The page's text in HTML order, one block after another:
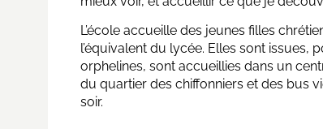
L’école accueille des jeunes filles
l’équivalent du lycée. Elles sont issues,
orphelines, sont accueillies dans un
du quartier des chiffonniers et des bus
soir.